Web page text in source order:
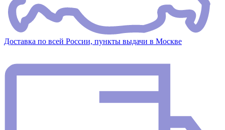
Доставка по всей России, пункты выдачи в Москве